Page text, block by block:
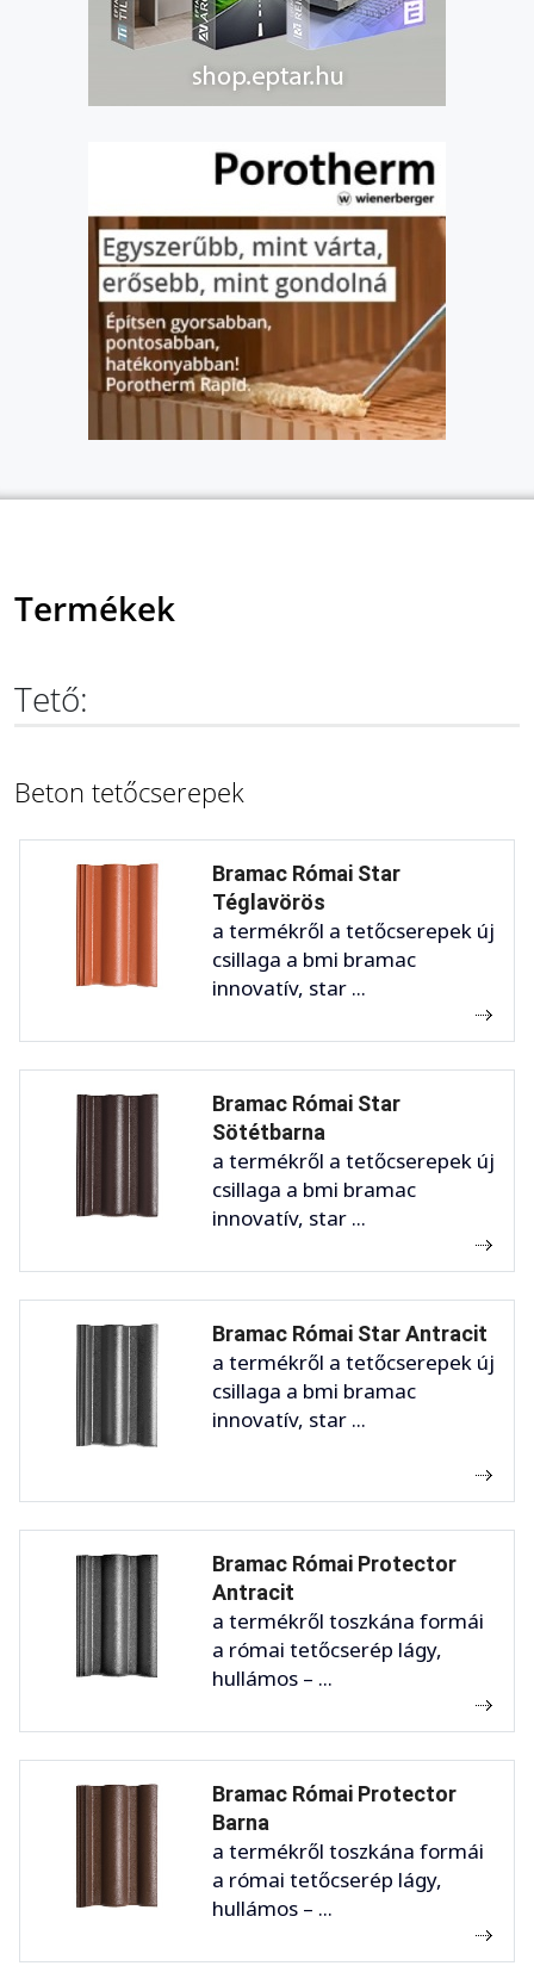
Termékek
Tető:
Beton tetőcserepek
Bramac Római Star
Téglavörös
a termékről a tetőcserepek új
csillaga a bmi bramac
innovatív, star ...
Bramac Római Star
Sötétbarna
a termékről a tetőcserepek új
csillaga a bmi bramac
innovatív, star ...
Bramac Római Star Antracit
a termékről a tetőcserepek új
csillaga a bmi bramac
innovatív, star ...
Bramac Római Protector
Antracit
a termékről toszkána formái
a római tetőcserép lágy,
hullámos – ...
Bramac Római Protector
Barna
a termékről toszkána formái
a római tetőcserép lágy,
hullámos – ...